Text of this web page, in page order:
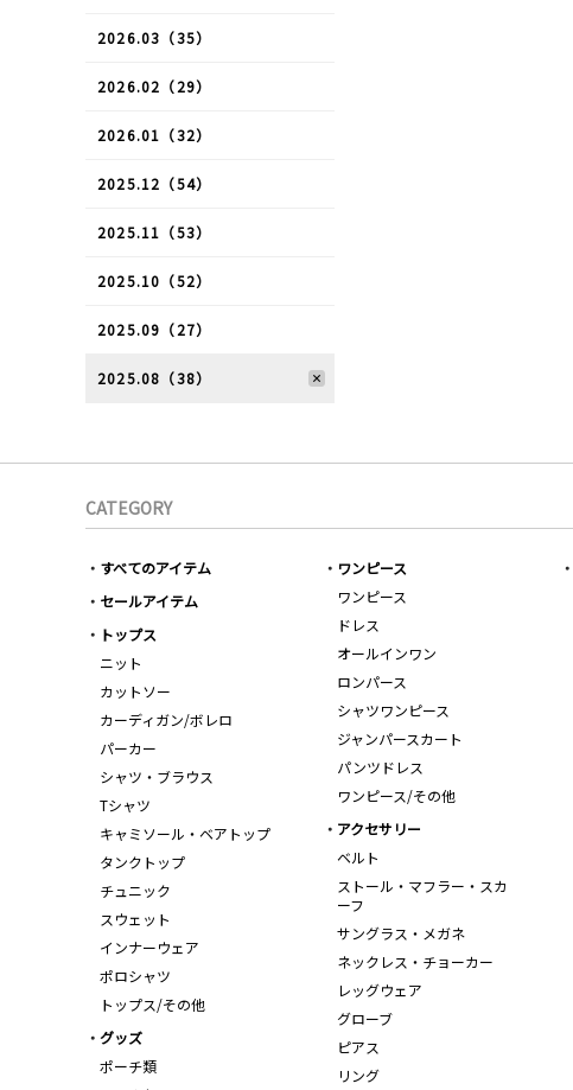
2026.03（35）
2026.02（29）
2026.01（32）
2025.12（54）
2025.11（53）
2025.10（52）
2025.09（27）
2025.08（38）
CATEGORY
すべてのアイテム
セールアイテム
トップス
ニット
カットソー
カーディガン/ボレロ
パーカー
シャツ・ブラウス
Tシャツ
キャミソール・ベアトップ
タンクトップ
チュニック
スウェット
インナーウェア
ポロシャツ
トップス/その他
ワンピース
ワンピース
ドレス
オールインワン
ロンパース
シャツワンピース
ジャンパースカート
パンツドレス
ワンピース/その他
アクセサリー
ベルト
ストール・マフラー・スカ
ーフ
サングラス・メガネ
ネックレス・チョーカー
レッグウェア
グローブ
ピアス
リング
グッズ
ポーチ類